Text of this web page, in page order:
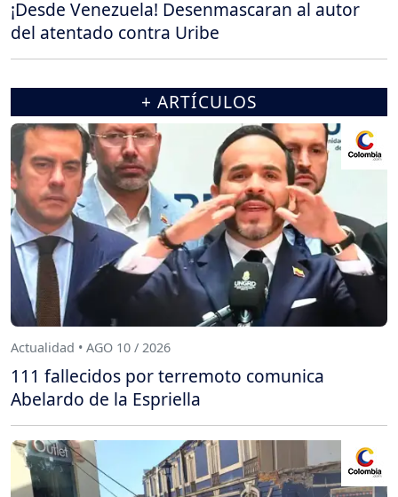
¡Desde Venezuela! Desenmascaran al autor
del atentado contra Uribe
+ ARTÍCULOS
Actualidad • AGO 10 / 2026
111 fallecidos por terremoto comunica
Abelardo de la Espriella